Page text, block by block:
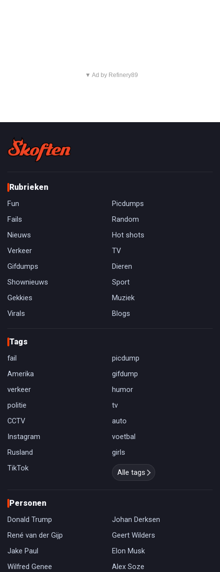
▼ Ad by Refinery89
Rubrieken
Fun
Picdumps
Fails
Random
Nieuws
Hot shots
Verkeer
TV
Gifdumps
Dieren
Shownieuws
Sport
Gekkies
Muziek
Virals
Blogs
Tags
fail
picdump
Amerika
gifdump
verkeer
humor
politie
tv
CCTV
auto
Instagram
voetbal
Rusland
girls
TikTok
Alle tags
Personen
Donald Trump
Johan Derksen
René van der Gijp
Geert Wilders
Jake Paul
Elon Musk
Wilfred Genee
Alex Soze